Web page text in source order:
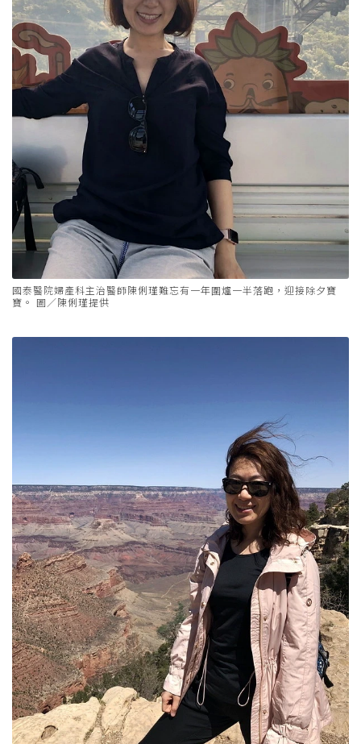
國泰醫院婦產科主治醫師陳俐瑾難忘有一年圍爐一半落跑，迎接除夕寶
寶。 圖／陳俐瑾提供